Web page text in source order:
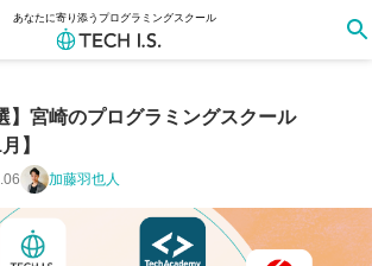
あなたに寄り添うプログラミングスクール
】宮崎のプログラミングスクール
】
加藤羽也人